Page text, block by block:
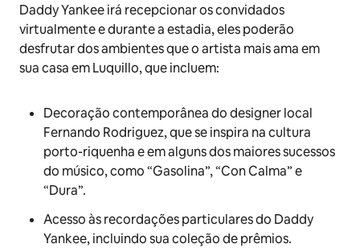
Daddy Yankee irá recepcionar os convidados
virtualmente e durante a estadia, eles poderão
desfrutar dos ambientes que o artista mais ama em
sua casa em Luquillo, que incluem:
Decoração contemporânea do designer local
Fernando Rodriguez, que se inspira na cultura
porto-riquenha e em alguns dos maiores sucessos
do músico, como “Gasolina”, “Con Calma” e
“Dura”.
Acesso às recordações particulares do Daddy
Yankee, incluindo sua coleção de prêmios.